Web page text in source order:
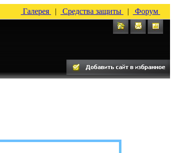
Галерея | Средства защиты | Форум